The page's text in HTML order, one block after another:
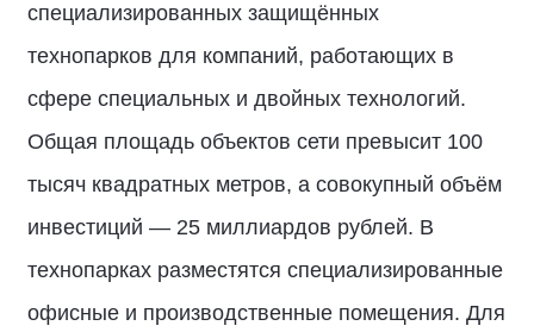
специализированных защищённых
технопарков для компаний, работающих в
сфере специальных и двойных технологий.
Общая площадь объектов сети превысит 100
тысяч квадратных метров, а совокупный объём
инвестиций — 25 миллиардов рублей. В
технопарках разместятся специализированные
офисные и производственные помещения. Для